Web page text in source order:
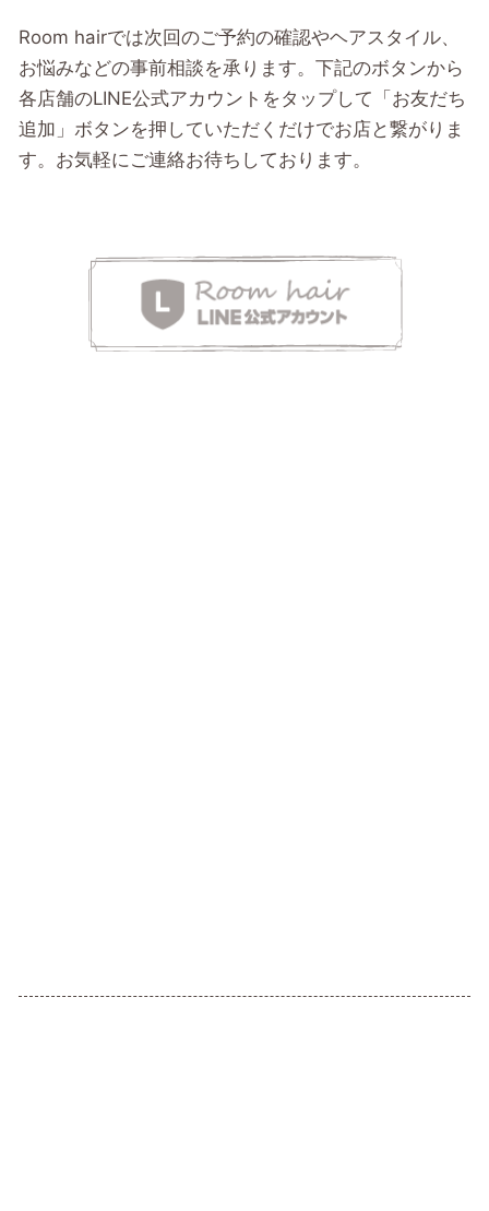
Room hairでは次回のご予約の確認やヘアスタイル、
お悩みなどの事前相談を承ります。下記のボタンから
各店舗のLINE公式アカウントをタップして「お友だち
追加」ボタンを押していただくだけでお店と繋がりま
す。お気軽にご連絡お待ちしております。